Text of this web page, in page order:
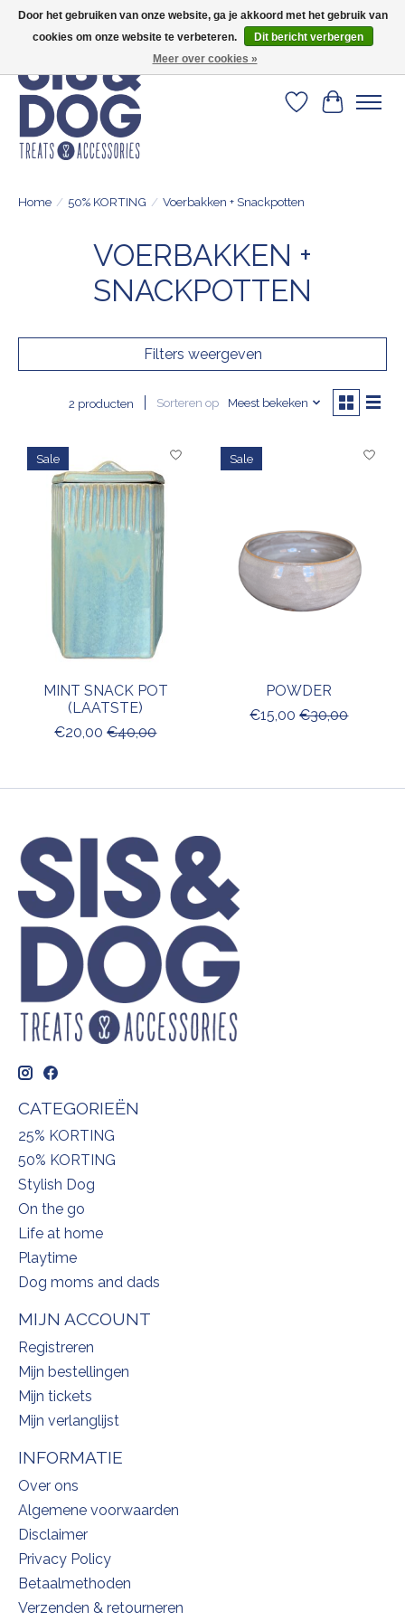
Verlanglijst
Home / 50% KORTING / Voerbakken + Snackpotten
VOERBAKKEN +
SNACKPOTTEN
Filters weergeven
2 producten Sorteren op Meest bekeken
Sale
MINT SNACK POT
(LAATSTE)
€20,00 €40,00
Sale
POWDER
€15,00 €30,00
CATEGORIEËN
25% KORTING
50% KORTING
Stylish Dog
On the go
Life at home
Playtime
Dog moms and dads
MIJN ACCOUNT
Registreren
Mijn bestellingen
Mijn tickets
Mijn verlanglijst
INFORMATIE
Over ons
Algemene voorwaarden
Disclaimer
Privacy Policy
Betaalmethoden
Verzenden & retourneren
Door het gebruiken van onze website, ga je akkoord met het gebruik van
cookies om onze website te verbeteren.
Dit bericht verbergen
Meer over cookies »
Geef je hond het kleedje waar 500+ baasjes fan van zijn!